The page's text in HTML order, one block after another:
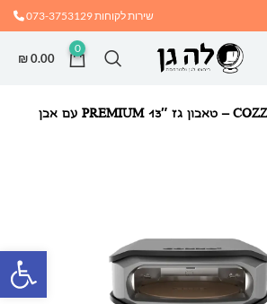
שירות לקוחות073-3753129
0
₪0.00
COZZE – טאבון גז 13″ PREMIUM עם אבן